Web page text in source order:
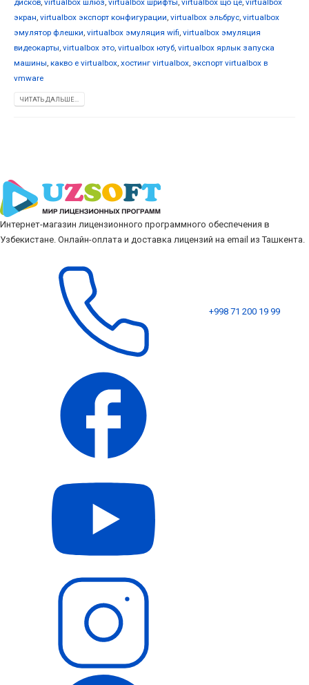
дисков, virtualbox шлюз, virtualbox шрифты, virtualbox що це, virtualbox
экран, virtualbox экспорт конфигурации, virtualbox эльбрус, virtualbox
эмулятор флешки, virtualbox эмуляция wifi, virtualbox эмуляция
видеокарты, virtualbox это, virtualbox ютуб, virtualbox ярлык запуска
машины, какво е virtualbox, хостинг virtualbox, экспорт virtualbox в
vmware
ЧИТАТЬ ДАЛЬШЕ...
Интернет-магазин лицензионного программного обеспечения в
Узбекистане. Онлайн-оплата и доставка лицензий на email из Ташкента.
+998 71 200 19 99